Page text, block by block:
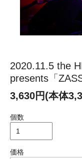
2020.11.5 the
presents「
3,630円(本体
個数
価格